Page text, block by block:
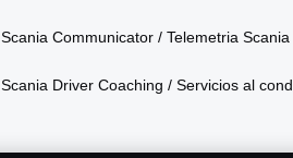
Scania Communicator / Telemetria Scania
Scania Driver Coaching / Servicios al